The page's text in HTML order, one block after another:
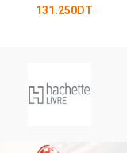
131.250DT